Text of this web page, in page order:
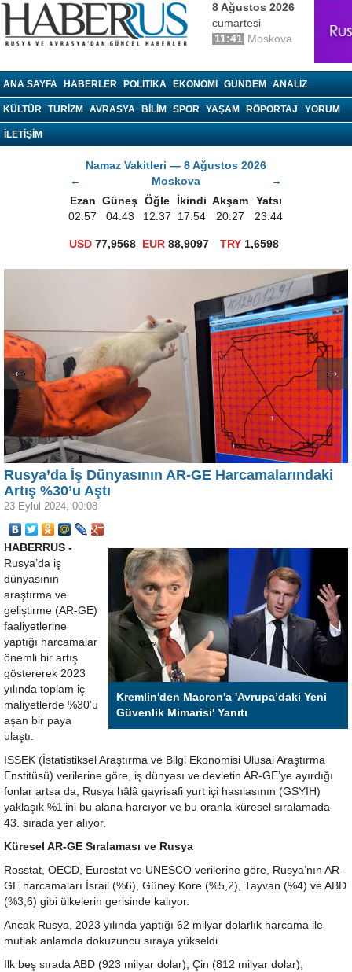
8 Ağustos 2026
cumartesi
11:41 Moskova
ANA SAYFA HABERLER POLITIKA EKONOMI GÜNDEM ANALIZ
KÜLTÜR TURIZM AVRASYA BILIM SPOR YAŞAM RÖPORTAJ YORUM
İLETİŞİM
Namaz Vakitleri — 8 Ağustos 2026
←
Moskova
→
Ezan Güneş Öğle İkindi Akşam
Yatsı
02:57
04:43 12:37 17:54 20:27 23:44
USD 77,9568 EUR 88,9097 TRY1,6598
← →
Rusya’da İş Dünyasının AR-GE Harcamalarındaki
Artış %30’u Aştı
23 Eylül 2024, 00:08
Kremlin'den Macron'a 'Avrupa’daki Yeni
Güvenlik Mimarisi' Yanıtı
HABERRUS -
Rusya’da iş
dünyasının
araştırma ve
geliştirme (AR-GE)
faaliyetlerine
yaptığı harcamalar
önemli bir artış
göstererek 2023
yılında toplam iç
maliyetlerde %30’u
aşan bir paya
ulaştı.
ISSEK (İstatistiksel Araştırma ve Bilgi Ekonomisi Ulusal Araştırma
Enstitüsü) verilerine göre, iş dünyası ve devletin AR-GE’ye ayırdığı
fonlar artsa da, Rusya hâlâ gayrisafi yurt içi hasılasının (GSYİH)
yaklaşık %1’ini bu alana harcıyor ve bu oranla küresel sıralamada
43. sırada yer alıyor.
Küresel AR-GE Sıralaması ve Rusya
Rosstat, OECD, Eurostat ve UNESCO verilerine göre, Rusya’nın AR-
GE harcamaları İsrail (%6), Güney Kore (%5,2), Tayvan (%4) ve ABD
(%3,6) gibi ülkelerin gerisinde kalıyor.
Ancak Rusya, 2023 yılında yaptığı 62 milyar dolarlık harcama ile
mutlak anlamda dokuzuncu sıraya yükseldi.
İlk beş sırada ABD (923 milyar dolar), Çin (812 milyar dolar),